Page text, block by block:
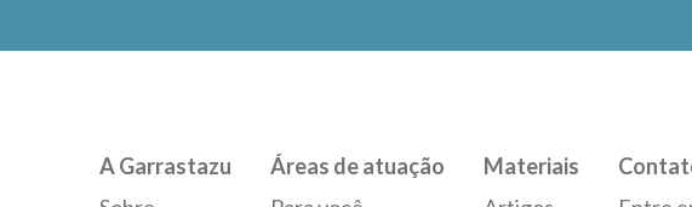
A Garrastazu
Áreas de atuação
Materiais